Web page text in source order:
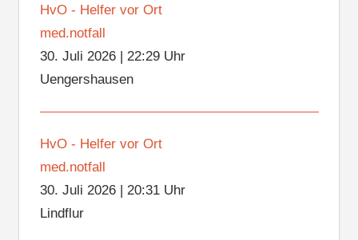
HvO - Helfer vor Ort
med.notfall
30. Juli 2026| 22:29 Uhr
Uengershausen
HvO - Helfer vor Ort
med.notfall
30. Juli 2026| 20:31 Uhr
Lindflur